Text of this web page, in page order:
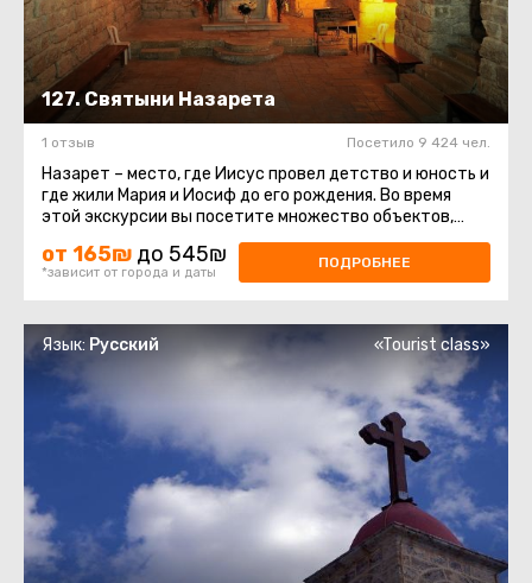
127. Святыни Назарета
1 отзыв Посетило 9 424 чел.
Назарет – место, где Иисус провел детство и юность и
где жили Мария и Иосиф до его рождения. Во время
этой экскурсии вы посетите множество объектов,
которые христианство ...
от 165₪ до 545₪
*зависит от города и даты
ПОДРОБНЕЕ
Язык: Русский «Tourist class»